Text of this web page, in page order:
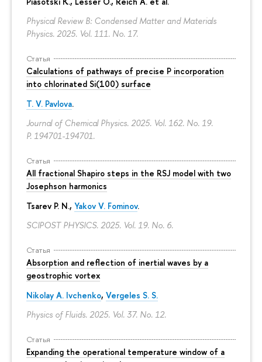
Physical Review B: Condensed Matter and Materials
Physics. 2025. Vol. 111. No. 17.
Статья
Calculations of pathways of precise P incorporation
into chlorinated Si(100) surface
T. V. Pavlova.
Journal of Chemical Physics. 2025. Vol. 162. No. 19.
P. 194701-194701.
Статья
All fractional Shapiro steps in the RSJ model with two
Josephson harmonics
Tsarev P. N., Yakov V. Fominov.
SCIPOST PHYSICS. 2025. Vol. 19. No. 6.
Статья
Absorption and reflection of inertial waves by a
geostrophic vortex
Nikolay A. Ivchenko, Vergeles S. S.
Physics of Fluids. 2025. Vol. 37. No. 12.
Статья
Expanding the operational temperature window of a